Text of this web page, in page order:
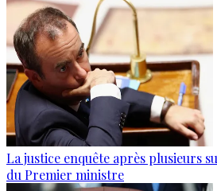
La justice enquête après plusieurs
du Premier ministre